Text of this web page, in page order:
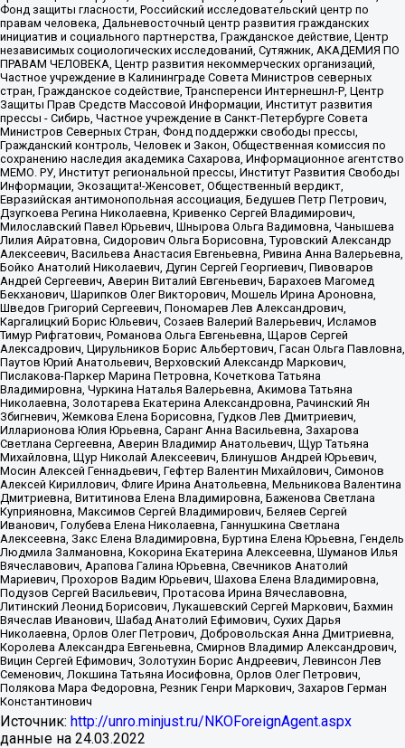
Фонд защиты гласности, Российский исследовательский центр по
правам человека, Дальневосточный центр развития гражданских
инициатив и социального партнерства, Гражданское действие, Центр
независимых социологических исследований, Сутяжник, АКАДЕМИЯ ПО
ПРАВАМ ЧЕЛОВЕКА, Центр развития некоммерческих организаций,
Частное учреждение в Калининграде Совета Министров северных
стран, Гражданское содействие, Трансперенси Интернешнл-Р, Центр
Защиты Прав Средств Массовой Информации, Институт развития
прессы - Сибирь, Частное учреждение в Санкт-Петербурге Совета
Министров Северных Стран, Фонд поддержки свободы прессы,
Гражданский контроль, Человек и Закон, Общественная комиссия по
сохранению наследия академика Сахарова, Информационное агентство
МЕМО. РУ, Институт региональной прессы, Институт Развития Свободы
Информации, Экозащита!-Женсовет, Общественный вердикт,
Евразийская антимонопольная ассоциация, Бедушев Петр Петрович,
Дзугкоева Регина Николаевна, Кривенко Сергей Владимирович,
Милославский Павел Юрьевич, Шнырова Ольга Вадимовна, Чанышева
Лилия Айратовна, Сидорович Ольга Борисовна, Туровский Александр
Алексеевич, Васильева Анастасия Евгеньевна, Ривина Анна Валерьевна,
Бойко Анатолий Николаевич, Дугин Сергей Георгиевич, Пивоваров
Андрей Сергеевич, Аверин Виталий Евгеньевич, Барахоев Магомед
Бекханович, Шарипков Олег Викторович, Мошель Ирина Ароновна,
Шведов Григорий Сергеевич, Пономарев Лев Александрович,
Каргалицкий Борис Юльевич, Созаев Валерий Валерьевич, Исламов
Тимур Рифгатович, Романова Ольга Евгеньевна, Щаров Сергей
Алексадрович, Цирульников Борис Альбертович, Гасан Ольга Павловна,
Паутов Юрий Анатольевич, Верховский Александр Маркович,
Пислакова-Паркер Марина Петровна, Кочеткова Татьяна
Владимировна, Чуркина Наталья Валерьевна, Акимова Татьяна
Николаевна, Золотарева Екатерина Александровна, Рачинский Ян
Збигневич, Жемкова Елена Борисовна, Гудков Лев Дмитриевич,
Илларионова Юлия Юрьевна, Саранг Анна Васильевна, Захарова
Светлана Сергеевна, Аверин Владимир Анатольевич, Щур Татьяна
Михайловна, Щур Николай Алексеевич, Блинушов Андрей Юрьевич,
Мосин Алексей Геннадьевич, Гефтер Валентин Михайлович, Симонов
Алексей Кириллович, Флиге Ирина Анатольевна, Мельникова Валентина
Дмитриевна, Вититинова Елена Владимировна, Баженова Светлана
Куприяновна, Максимов Сергей Владимирович, Беляев Сергей
Иванович, Голубева Елена Николаевна, Ганнушкина Светлана
Алексеевна, Закс Елена Владимировна, Буртина Елена Юрьевна, Гендель
Людмила Залмановна, Кокорина Екатерина Алексеевна, Шуманов Илья
Вячеславович, Арапова Галина Юрьевна, Свечников Анатолий
Мариевич, Прохоров Вадим Юрьевич, Шахова Елена Владимировна,
Подузов Сергей Васильевич, Протасова Ирина Вячеславовна,
Литинский Леонид Борисович, Лукашевский Сергей Маркович, Бахмин
Вячеслав Иванович, Шабад Анатолий Ефимович, Сухих Дарья
Николаевна, Орлов Олег Петрович, Добровольская Анна Дмитриевна,
Королева Александра Евгеньевна, Смирнов Владимир Александрович,
Вицин Сергей Ефимович, Золотухин Борис Андреевич, Левинсон Лев
Семенович, Локшина Татьяна Иосифовна, Орлов Олег Петрович,
Полякова Мара Федоровна, Резник Генри Маркович, Захаров Герман
Константинович
Источник: http://unro.minjust.ru/NKOForeignAgent.aspx
данные на 24.03.2022